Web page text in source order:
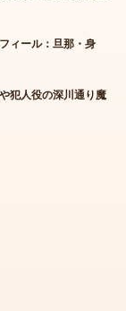
ィール：旦那・身
犯人役の深川通り魔